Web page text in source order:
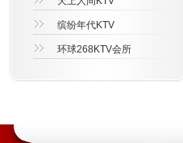
缤纷年代KTV
环球268KTV会所